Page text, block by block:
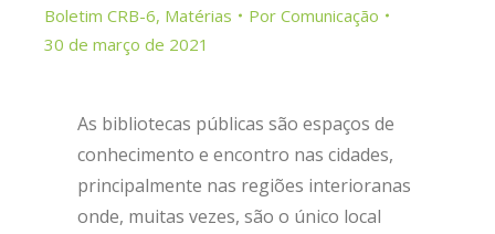
Boletim CRB-6, Matérias Por Comunicação
30 de março de 2021
As bibliotecas públicas são espaços de
conhecimento e encontro nas cidades,
principalmente nas regiões interioranas
onde, muitas vezes, são o único local